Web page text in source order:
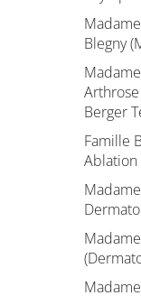
Blegny
Berger
Famille